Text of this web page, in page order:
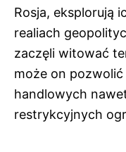
Rosja, eksplorują
realiach
zaczęli witować
może on
handlowych
restrykcyjnych